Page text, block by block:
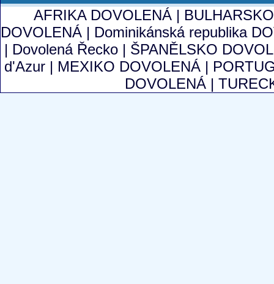
AFRIKA DOVOLENÁ |
DOVOLENÁ | Dominikánská republika
| Dovolená Řecko | ŠPANĚLSKO
d'Azur | MEXIKO DOVOLENÁ |
DOVOLENÁ |